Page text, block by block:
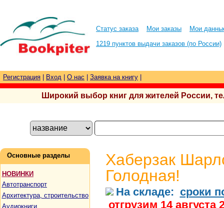
Статус заказа Мои заказы
Мои
1219 пунктов выдачи заказов (по России)
Регистрация Вход О нас Заявка на книгу
Широкий выбор книг для жителей России,
Основные разделы
НОВИНКИ
Автотранспорт
Архитектура, строительство
Аудиокниги
Хаберзак
Голодная!
На складе: сроки
отгрузим 14 августа